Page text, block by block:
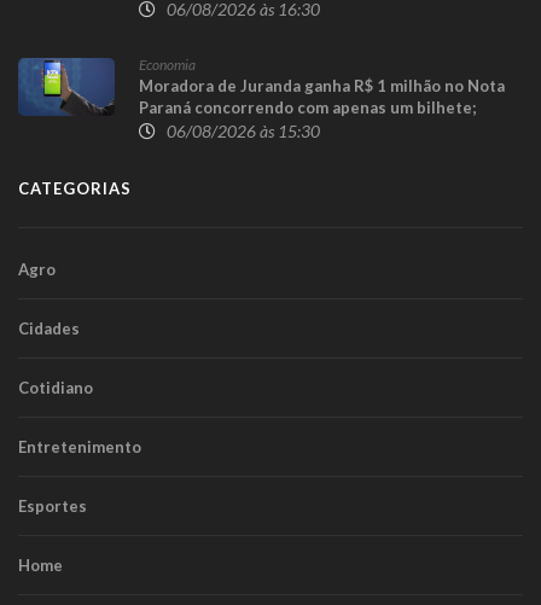
Guaraniaçu
06/08/2026 às 16:30
Economia
Moradora de Juranda ganha R$ 1 milhão no Nota
Paraná concorrendo com apenas um bilhete;
prêmio de R$ 100 mil sai para Toledo
06/08/2026 às 15:30
CATEGORIAS
Agro
Cidades
Cotidiano
Entretenimento
Esportes
Home